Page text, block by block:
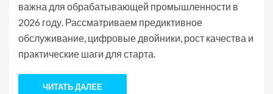
важна для обрабатывающей промышленности в
2026 году. Рассматриваем предиктивное
обслуживание, цифровые двойники, рост качества и
практические шаги для старта.
ЧИТАТЬ ДАЛЕЕ